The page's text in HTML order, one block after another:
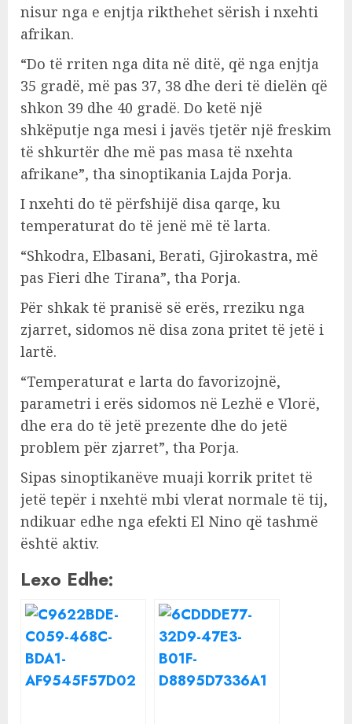
nisur nga e enjtja rikthehet sërish i nxehti
afrikan.
“Do të rriten nga dita në ditë, që nga enjtja
35 gradë, më pas 37, 38 dhe deri të dielën që
shkon 39 dhe 40 gradë. Do ketë një
shkëputje nga mesi i javës tjetër një freskim
të shkurtër dhe më pas masa të nxehta
afrikane”, tha sinoptikania Lajda Porja.
I nxehti do të përfshijë disa qarqe, ku
temperaturat do të jenë më të larta.
“Shkodra, Elbasani, Berati, Gjirokastra, më
pas Fieri dhe Tirana”, tha Porja.
Për shkak të pranisë së erës, rreziku nga
zjarret, sidomos në disa zona pritet të jetë i
lartë.
“Temperaturat e larta do favorizojnë,
parametri i erës sidomos në Lezhë e Vlorë,
dhe era do të jetë prezente dhe do jetë
problem për zjarret”, tha Porja.
Sipas sinoptikanëve muaji korrik pritet të
jetë tepër i nxehtë mbi vlerat normale të tij,
ndikuar edhe nga efekti El Nino që tashmë
është aktiv.
Lexo Edhe: